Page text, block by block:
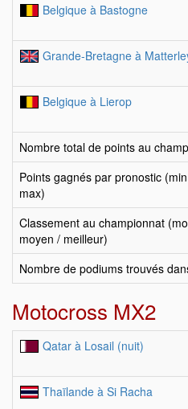
Belgique à Bastogne
Grande-Bretagne à
Belgique à Lierop
Nombre total de points au
Points gagnés par pronostic
max)
Classement au championnat
moyen / meilleur)
Nombre de podiums trouvés
Motocross MX2
Qatar à Losail (nuit)
Thaïlande à Si Racha